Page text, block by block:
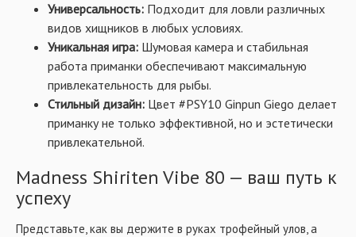
Универсальность: Подходит для ловли различных
видов хищников в любых условиях.
Уникальная игра: Шумовая камера и стабильная
работа приманки обеспечивают максимальную
привлекательность для рыбы.
Стильный дизайн: Цвет #PSY10 Ginpun Giego делает
приманку не только эффективной, но и эстетически
привлекательной.
Madness Shiriten Vibe 80 — ваш путь к
успеху
Представьте, как вы держите в руках трофейный улов, а